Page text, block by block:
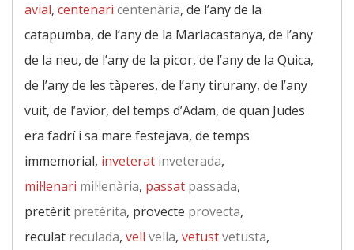
avial, centenari centenària, de l’any de la
catapumba, de l’any de la Mariacastanya, de l’any
de la neu, de l’any de la picor, de l’any de la Quica,
de l’any de les tàperes, de l’any tirurany, de l’any
vuit, de l’avior, del temps d’Adam, de quan Judes
era fadrí i sa mare festejava, de temps
immemorial, inveterat inveterada,
mil·lenari mil·lenària, passat passada,
pretèrit pretèrita, provecte provecta,
reculat reculada, vell vella, vetustvetusta,